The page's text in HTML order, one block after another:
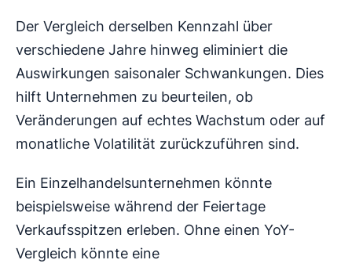
Der Vergleich derselben Kennzahl über
verschiedene Jahre hinweg eliminiert die
Auswirkungen saisonaler Schwankungen. Dies
hilft Unternehmen zu beurteilen, ob
Veränderungen auf echtes Wachstum oder auf
monatliche Volatilität zurückzuführen sind.
Ein Einzelhandelsunternehmen könnte
beispielsweise während der Feiertage
Verkaufsspitzen erleben. Ohne einen YoY-
Vergleich könnte eine